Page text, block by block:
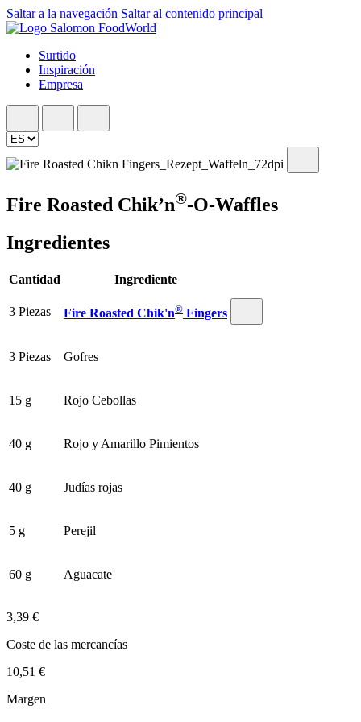
Saltar a la navegación Saltar al contenido principal
Surtido
Inspiración
Empresa
Fire Roasted Chik’n®-O-Waffles
Ingredientes
Cantidad Ingrediente
3 Piezas Fire Roasted Chik'n® Fingers
3 Piezas Gofres
15 g Rojo Cebollas
40 g Rojo y Amarillo Pimientos
40 g Judías rojas
5 g Perejil
60 g Aguacate
3,39 €
Coste de las mercancías
10,51 €
Margen